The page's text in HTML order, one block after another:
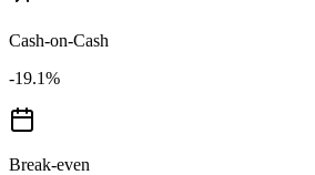
Cash-on-Cash
-19.1%
Break-even